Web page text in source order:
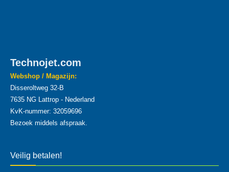
Technojet.com
Webshop / Magazijn:
Disseroltweg 32-B
7635 NG Lattrop - Nederland
KvK-nummer: 32059696
Bezoek middels afspraak.
Veilig betalen!